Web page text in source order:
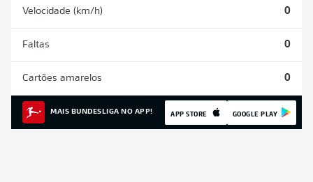
Velocidade (km/h) 0
Faltas 0
Cartões amarelos 0
MAIS BUNDESLIGA NO APP! APP STORE GOOGLE PLAY